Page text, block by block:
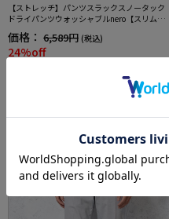
【ストレッチ】パンツスラックスノータック
ドライパンツウォッシャブルnero【スリムデ
価格： 6,589円 (税込)
24%off
★2点目10%OFF/3点目以降20%
3